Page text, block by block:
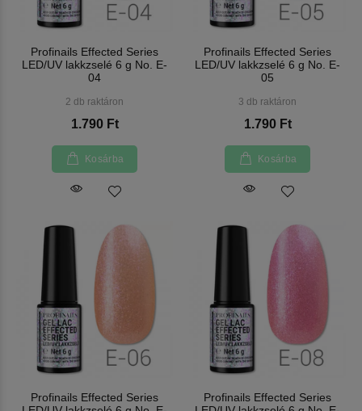
Profinails Effected Series
LED/UV lakkzselé 6 g No. E-
04
2 db raktáron
1.790 Ft
Kosárba
Profinails Effected Series
LED/UV lakkzselé 6 g No. E-
05
3 db raktáron
1.790 Ft
Kosárba
Profinails Effected Series
Profinails Effected Series